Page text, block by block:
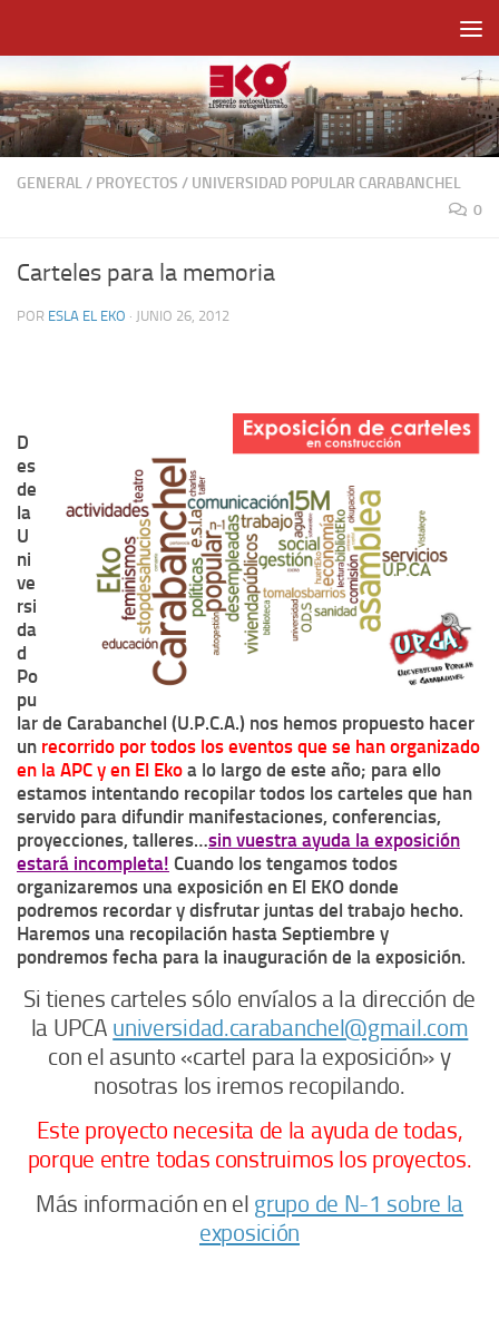
GENERAL/ PROYECTOS / UNIVERSIDAD POPULAR CARABANCHEL
0
Carteles para la memoria
POR ESLA EL EKO · JUNIO 26, 2012
D
es
de
la
U
ni
ve
rsi
da
d
Po
pu
lar de Carabanchel (U.P.C.A.) nos hemos propuesto hacer
un recorrido por todos los eventos que se han organizado
en la APC y en El Eko a lo largo de este año; para ello
estamos intentando recopilar todos los carteles que han
servido para difundir manifestaciones, conferencias,
proyecciones, talleres…sin vuestra ayuda la exposición
estará incompleta! Cuando los tengamos todos
organizaremos una exposición en El EKO donde
podremos recordar y disfrutar juntas del trabajo hecho.
Haremos una recopilación hasta Septiembre y
pondremos fecha para la inauguración de la exposición.
Si tienes carteles sólo envíalos a la dirección de
la UPCA universidad.carabanchel@gmail.com
con el asunto «cartel para la exposición» y
nosotras los iremos recopilando.
Este proyecto necesita de la ayuda de todas,
porque entre todas construimos los proyectos.
Más información en el grupo de N-1 sobre la
exposición